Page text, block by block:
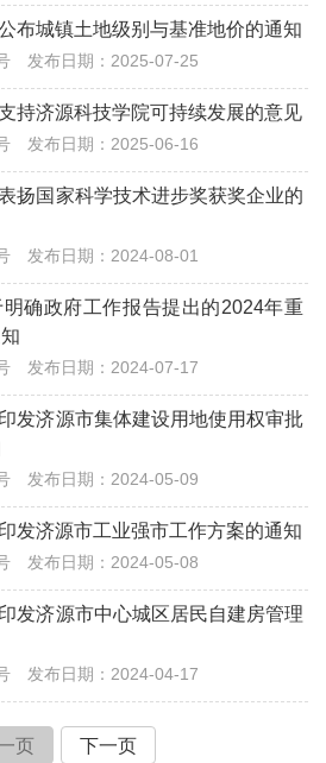
布城镇土地级别与基准地价的通知
发布日期：2025-07-25
持济源科技学院可持续发展的意见
发布日期：2025-06-16
扬国家科学技术进步奖获奖企业的
发布日期：2024-08-01
确政府工作报告提出的2024年重
发布日期：2024-07-17
发济源市集体建设用地使用权审批
发布日期：2024-05-09
发济源市工业强市工作方案的通知
发布日期：2024-05-08
发济源市中心城区居民自建房管理
发布日期：2024-04-17
页 下一页